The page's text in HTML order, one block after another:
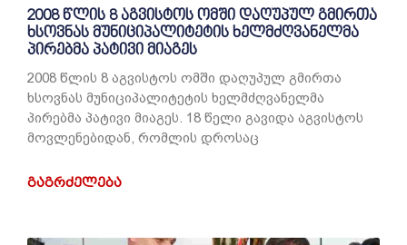
2008 წლის 8 აგვისტოს ომში დაღუპულ გმირთა
ხსოვნას მუნიციპალიტეტის ხელმძღვანელმა
პირებმა პატივი მიაგეს
2008 წლის 8 აგვისტოს ომში დაღუპულ გმირთა
ხსოვნას მუნიციპალიტეტის ხელმძღვანელმა
პირებმა პატივი მიაგეს. 18 წელი გავიდა აგვისტოს
მოვლენებიდან, რომლის დროსაც
ᲒᲐᲒᲠᲫᲔᲚᲔᲑᲐ